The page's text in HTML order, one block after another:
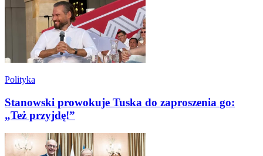
Polityka
Stanowski prowokuje Tuska do zaproszenia go:
„Też przyjdę!”